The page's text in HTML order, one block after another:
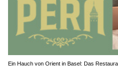
Ein Hauch von Orient in Basel: Das